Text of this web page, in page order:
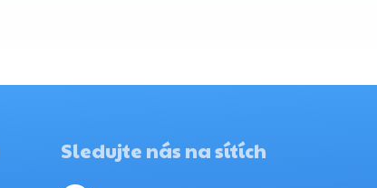
Sledujte nás na sítích